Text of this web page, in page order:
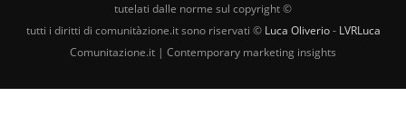
tutelati dalle norme sul copyright ©
tutti i diritti di comunitàzione.it sono riservati © Luca Oliverio- LVRLuca
Comunitazione.it | Contemporary marketing insights